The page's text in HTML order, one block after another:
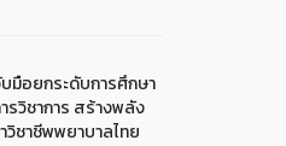
มือยกระดับการศึกษา
รวิชาการ สร้างพลัง
ชาชีพพยาบาลไทย